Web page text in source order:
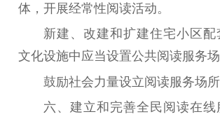
数据资源
公共服务
新时代公民素养
提升资源库
新闻出版
政务服务
体，开展经常性阅读活动。
新建、改建和扩建住宅小区
文化设施中应当设置公共阅读服务场
鼓励社会力量设立阅读服务场所
六、 建立和完善全民阅读在线